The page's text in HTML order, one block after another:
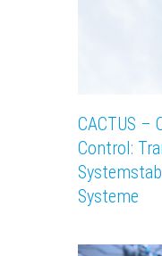
CACTUS –
Control:
Systeme